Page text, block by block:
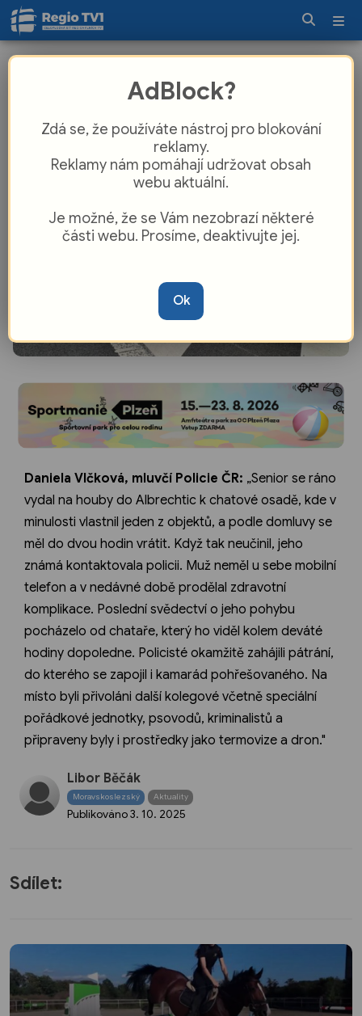
kterého zachránili policisté
Daniela Vlčková, mluvčí Policie ČR: „Senior se ráno
vydal na houby do Albrechtic k chatové osadě, kde v
minulosti vlastnil jeden z objektů, a podle domluvy se
měl do dvou hodin vrátit. Když tak neučinil, jeho
známá kontaktovala policii. Muž neměl u sebe mobilní
telefon a v nedávné době prodělal zdravotní
komplikace. Poslední svědectví o jeho pohybu
pocházelo od chataře, který ho viděl kolem deváté
hodiny dopoledne. Policisté okamžitě zahájili pátrání,
do kterého se zapojil i kamarád pohřešovaného. Na
místo byli přivoláni další kolegové včetně speciální
pořádkové jednotky, psovodů, kriminalistů a
připraveny byly i prostředky jako termovize a dron."
Libor Běčák
Moravskoslezský Aktuality
Publikováno3. 10. 2025
Sdílet:
AdBlock?
Zdá se, že používáte nástroj pro blokování
reklamy.
Reklamy nám pomáhají udržovat obsah
webu aktuální.
Je možné, že se Vám nezobrazí některé
části webu. Prosíme, deaktivujte jej.
Ok